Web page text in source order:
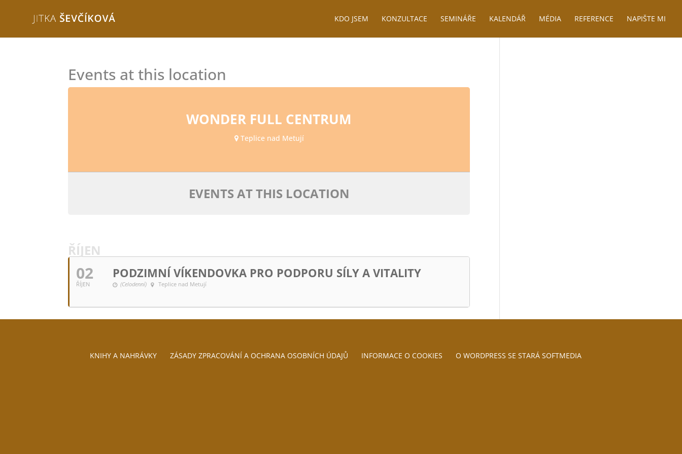
KDO JSEM KONZULTACE SEMINÁŘE KALENDÁŘ MÉDIA REFERENCE NAPIŠTE MI
Events at this location
WONDER FULL CENTRUM
Teplice nad Metují
EVENTS AT THIS LOCATION
ŘÍJEN
02
ŘÍJEN
PODZIMNÍ VÍKENDOVKA PRO PODPORU SÍLY A VITALITY
(Celodenní) Teplice nad Metují
KNIHY A NAHRÁVKY ZÁSADY ZPRACOVÁNÍ A OCHRANA OSOBNÍCH ÚDAJŮ INFORMACE O COOKIES O WORDPRESS SE STARÁ SOFTMEDIA